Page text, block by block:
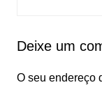
Deixe um
O seu endereço